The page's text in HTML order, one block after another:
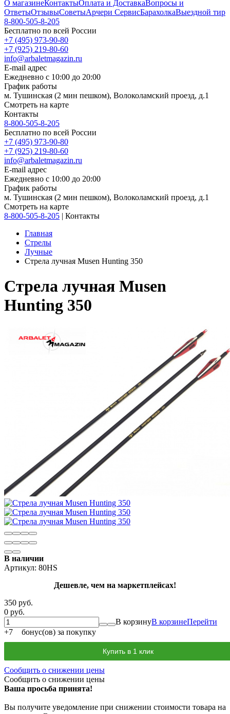
О магазинеКонтактыОплата и ДоставкаВопросы и
ОтветыОтзывыСоветыАрчери СервисБарахолкаВыездной тир
8-800-505-8-205
Бесплатно по всей России
+7 (495) 973-90-80
+7 (925) 219-80-60
info@arbaletmagazin.ru
E-mail адрес
Ежедневно с 10:00 до 20:00
График работы
м. Тушинская (2 мин пешком), Волоколамский проезд, д.1
Смотреть на карте
Контакты
8-800-505-8-205
Бесплатно по всей России
+7 (495) 973-90-80
+7 (925) 219-80-60
info@arbaletmagazin.ru
E-mail адрес
Ежедневно с 10:00 до 20:00
График работы
м. Тушинская (2 мин пешком), Волоколамский проезд, д.1
Смотреть на карте
8-800-505-8-205 | Контакты
Главная
Стрелы
Лучные
Стрела лучная Musen Hunting 350
Стрела лучная Musen
Hunting 350
В наличии
Артикул: 80HS
Дешевле, чем на маркетплейсах!
350 руб.
0 руб.
В корзинуВ корзинеПерейти
+7 бонус(ов) за покупку
Купить в 1 клик
Сообщить о снижении цены
Сообщить о снижении цены
Ваша просьба принята!
Вы получите уведомление при снижении стоимости товара на